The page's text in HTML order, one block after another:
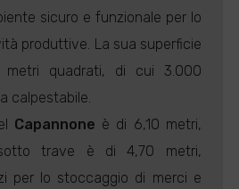
sicuro e funzionale per lo
produttive. La sua superficie
quadrati, di cui 3.000
calpestabile.
Capannone è di 6,10 metri,
trave è di 4,70 metri,
per lo stoccaggio di merci e